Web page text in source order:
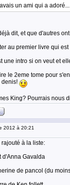
un ami qui a adoré...
dit, et que d'autres
au premier livre qui
une intro si on veut et
le 2eme tome pour
denis!
King? Pourrais nous
2012 à 20:21
à la liste:
d'Anna Gavalda
de pancol (du